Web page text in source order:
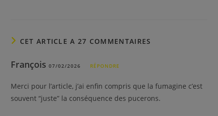
CET ARTICLE A 27 COMMENTAIRES
François07/02/2026 RÉPONDRE
Merci pour l’article, j’ai enfin compris que la fumagine c’est
souvent “juste” la conséquence des pucerons.